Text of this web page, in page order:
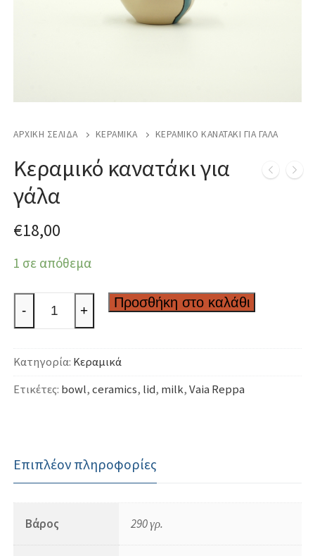
ΑΡΧΙΚΉ ΣΕΛΊΔΑ ΚΕΡΑΜΙΚΆ ΚΕΡΑΜΙΚΌ ΚΑΝΑΤΆΚΙ ΓΙΑ ΓΆΛΑ
Κεραμικό κανατάκι για
γάλα
€18,00
1 σε απόθεμα
Κεραμικό
κανατάκι
γάλα
ποσότητα
- +
Προσθήκη στο καλάθι
Κατηγορία: Κεραμικά
Ετικέτες: bowl,ceramics, lid, milk,Vaia Reppa
Επιπλέον πληροφορίες
Βάρος 290 γρ.